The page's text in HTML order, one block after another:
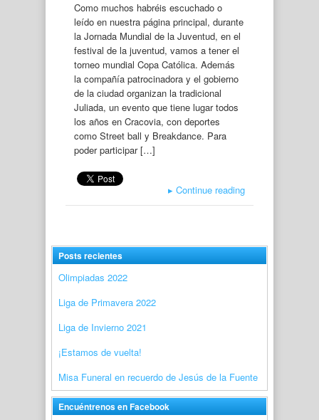
Como muchos habréis escuchado o
leído en nuestra página principal, durante
la Jornada Mundial de la Juventud, en el
festival de la juventud, vamos a tener el
torneo mundial Copa Católica. Además
la compañía patrocinadora y el gobierno
de la ciudad organizan la tradicional
Juliada, un evento que tiene lugar todos
los años en Cracovia, con deportes
como Street ball y Breakdance. Para
poder participar […]
▸ Continue reading
Posts recientes
Olimpiadas 2022
Liga de Primavera 2022
Liga de Invierno 2021
¡Estamos de vuelta!
Misa Funeral en recuerdo de Jesús de la Fuente
Encuéntrenos en Facebook